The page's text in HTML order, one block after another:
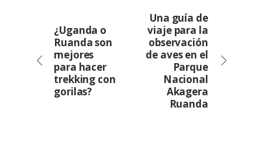
¿Uganda o
Ruanda son
mejores
para hacer
trekking con
gorilas?
Una guía de
viaje para la
observación
de aves en el
Parque
Nacional
Akagera
Ruanda